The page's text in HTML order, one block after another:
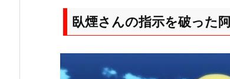
臥煙さんの指示を破った